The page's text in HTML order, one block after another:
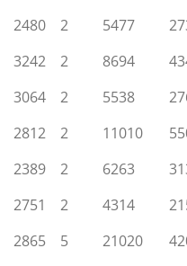
2480 2 5477
3242 2 8694
3064 2 5538
2812 2 11010
2389 2 6263
2751 2 4314
2865 5 21020